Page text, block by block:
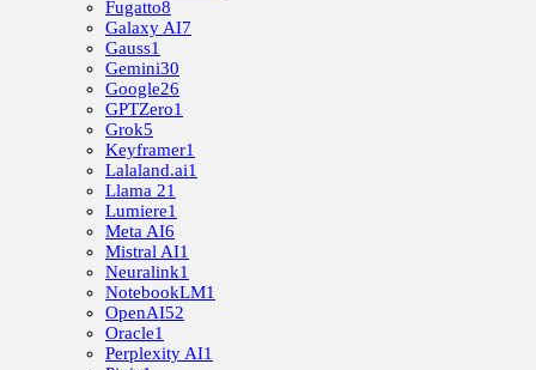
Fugatto8
Galaxy AI7
Gauss1
Gemini30
Google26
GPTZero1
Grok5
Keyframer1
Lalaland.ai1
Llama 21
Lumiere1
Meta AI6
Mistral AI1
Neuralink1
NotebookLM1
OpenAI52
Oracle1
Perplexity AI1